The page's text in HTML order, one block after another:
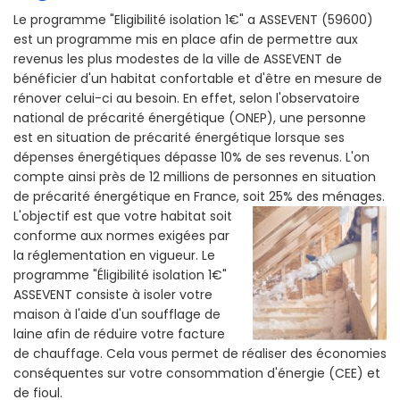
Le programme "Eligibilité isolation 1€" a ASSEVENT (59600)
est un programme mis en place afin de permettre aux
revenus les plus modestes de la ville de ASSEVENT de
bénéficier d'un habitat confortable et d'être en mesure de
rénover celui-ci au besoin. En effet, selon l'observatoire
national de précarité énergétique (ONEP), une personne
est en situation de précarité énergétique lorsque ses
dépenses énergétiques dépasse 10% de ses revenus. L'on
compte ainsi près de 12 millions de personnes en situation
de précarité énergétique en France, soit 25% des ménages.
L'objectif est que votre habitat soit
conforme aux normes exigées par
la réglementation en vigueur. Le
programme "Éligibilité isolation 1€"
ASSEVENT consiste à isoler votre
maison à l'aide d'un soufflage de
laine afin de réduire votre facture
de chauffage. Cela vous permet de réaliser des économies
conséquentes sur votre consommation d'énergie (CEE) et
de fioul.